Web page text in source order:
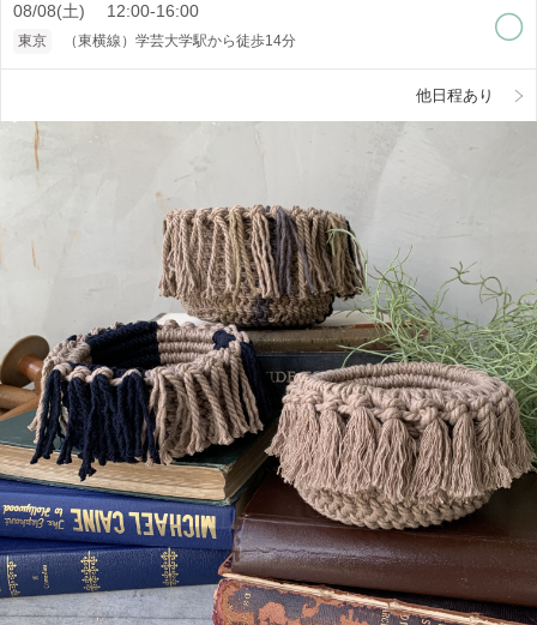
08/08(土) 12:00-16:00
東京 （東横線）学芸大学駅から徒歩14分
他日程あり